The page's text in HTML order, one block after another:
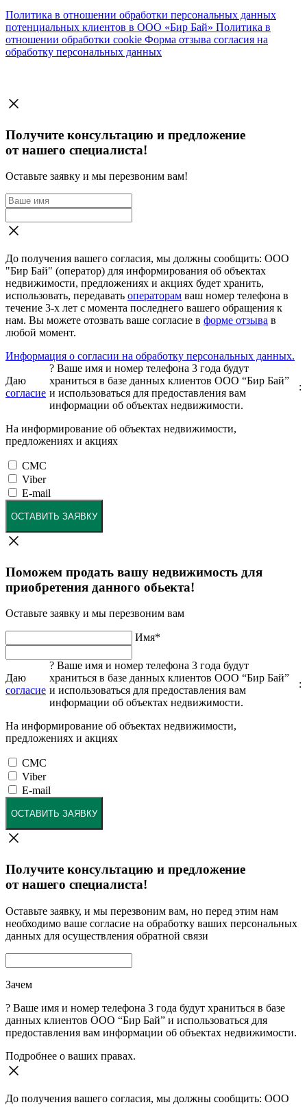
Политика в отношении обработки персональных данных
потенциальных клиентов в ООО «Бир Бай» Политика в
отношении обработки cookie Форма отзыва согласия на
обработку персональных данных
Получите консультацию и предложение
от нашего специалиста!
Оставьте заявку и мы перезвоним вам!
До получения вашего согласия, мы должны сообщить: ООО
"Бир Бай" (оператор) для информирования об объектах
недвижимости, предложениях и акциях будет хранить,
использовать, передавать операторам ваш номер телефона в
течение 3-х лет с момента последнего вашего обращения к
нам. Вы можете отозвать ваше согласие в форме отзыва в
любой момент.
Информация о согласии на обработку персональных данных.
Даю
согласие
? Ваше имя и номер телефона 3 года будут
храниться в базе данных клиентов ООО “Бир Бай”
и использоваться для предоставления вам
информации об объектах недвижимости.
:
На информирование об объектах недвижимости,
предложениях и акциях
СМС
Viber
E-mail
ОСТАВИТЬ ЗАЯВКУ
Поможем продать вашу недвижимость для
приобретения данного обьекта!
Оставьте заявку и мы перезвоним вам
Имя*
Даю
согласие
? Ваше имя и номер телефона 3 года будут
храниться в базе данных клиентов ООО “Бир Бай”
и использоваться для предоставления вам
информации об объектах недвижимости.
:
На информирование об объектах недвижимости,
предложениях и акциях
СМС
Viber
E-mail
ОСТАВИТЬ ЗАЯВКУ
Получите консультацию и предложение
от нашего специалиста!
Оставьте заявку, и мы перезвоним вам, но перед этим нам
необходимо ваше согласие на обработку ваших персональных
данных для осуществления обратной связи
Зачем
? Ваше имя и номер телефона 3 года будут храниться в базе
данных клиентов ООО “Бир Бай” и использоваться для
предоставления вам информации об объектах недвижимости.
Подробнее о ваших правах.
До получения вашего согласия, мы должны сообщить: ООО